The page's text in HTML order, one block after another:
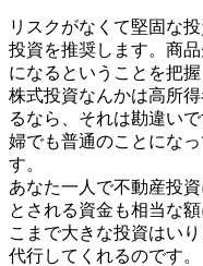
リスクがなくて堅固な
投資を推奨します。商
になるということを把握
株式投資なんかは高所
るなら、それは勘違い
婦でも普通のことにな
す。
あなた一人で不動産投
とされる資金も相当な
こまで大きな投資はい
代行してくれるのです。